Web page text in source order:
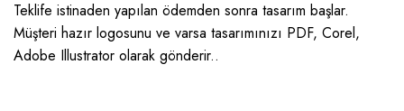
Teklife istinaden yapılan ödemden sonra tasarım başlar.
Müşteri hazır logosunu ve varsa tasarımınızı PDF, Corel,
Adobe Illustrator olarak gönderir..